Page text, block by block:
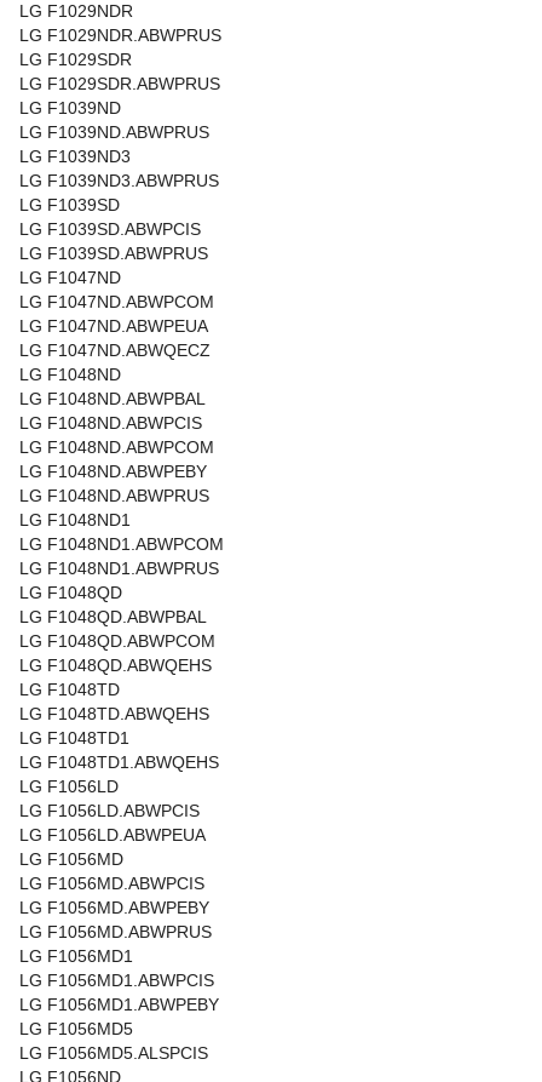
LG F1029NDR
LG F1029NDR.ABWPRUS
LG F1029SDR
LG F1029SDR.ABWPRUS
LG F1039ND
LG F1039ND.ABWPRUS
LG F1039ND3
LG F1039ND3.ABWPRUS
LG F1039SD
LG F1039SD.ABWPCIS
LG F1039SD.ABWPRUS
LG F1047ND
LG F1047ND.ABWPCOM
LG F1047ND.ABWPEUA
LG F1047ND.ABWQECZ
LG F1048ND
LG F1048ND.ABWPBAL
LG F1048ND.ABWPCIS
LG F1048ND.ABWPCOM
LG F1048ND.ABWPEBY
LG F1048ND.ABWPRUS
LG F1048ND1
LG F1048ND1.ABWPCOM
LG F1048ND1.ABWPRUS
LG F1048QD
LG F1048QD.ABWPBAL
LG F1048QD.ABWPCOM
LG F1048QD.ABWQEHS
LG F1048TD
LG F1048TD.ABWQEHS
LG F1048TD1
LG F1048TD1.ABWQEHS
LG F1056LD
LG F1056LD.ABWPCIS
LG F1056LD.ABWPEUA
LG F1056MD
LG F1056MD.ABWPCIS
LG F1056MD.ABWPEBY
LG F1056MD.ABWPRUS
LG F1056MD1
LG F1056MD1.ABWPCIS
LG F1056MD1.ABWPEBY
LG F1056MD5
LG F1056MD5.ALSPCIS
LG F1056ND